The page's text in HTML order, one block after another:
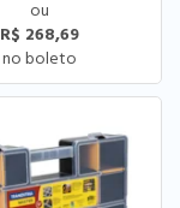
R$ 268,69